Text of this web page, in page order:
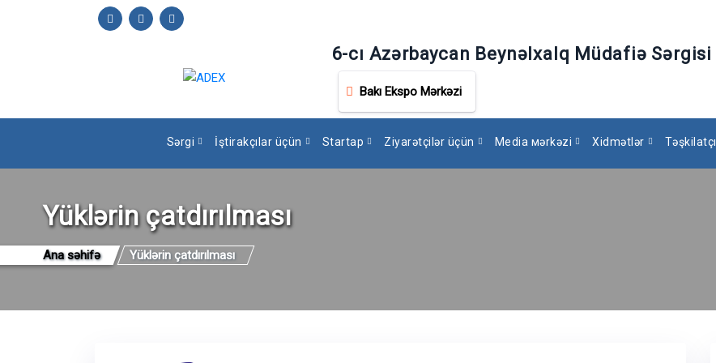
6-cı Azərbaycan Beynəlxalq Müdafiə Sərgisi
Bakı Ekspo Mərkəzi
Sərgi İştirakçılar üçün Startap Ziyarətçilər üçün Media мərkəzi Xidmətlər Təşkilatçı
Yüklərin çatdırılması
Ana səhifə Yüklərin çatdırılması